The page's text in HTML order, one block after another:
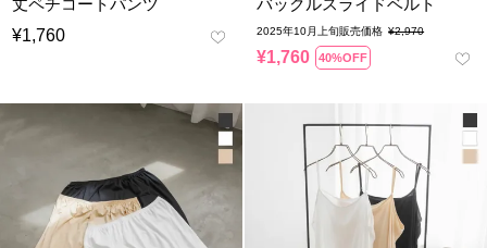
丈ペチコートパンツ
¥1,760
バックルスライドベルト
2025年10月上旬販売価格 ¥2,970
¥1,760 40%OFF